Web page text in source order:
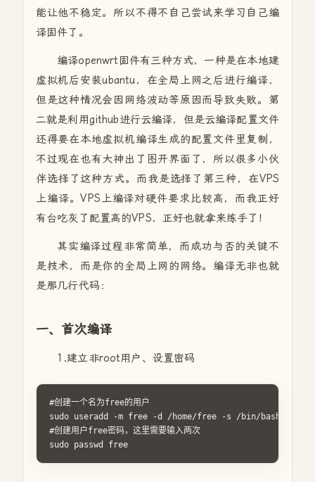
能让他不稳定。所以不得不自己尝试来学习自己编
译固件了。
编译openwrt固件有三种方式，一种是在本地建
虚拟机后安装ubantu，在全局上网之后进行编译，
但是这种情况会因网络波动等原因而导致失败。第
二就是利用github进行云编译，但是云编译配置文件
还得要在本地虚拟机编译生成的配置文件里复制，
不过现在也有大神出了图开界面了，所以很多小伙
伴选择了这种方式。而我是选择了第三种，在VPS
上编译。VPS上编译对硬件要求比较高，而我正好
有台吃灰了配置高的VPS，正好也就拿来练手了！
其实编译过程非常简单，而成功与否的关键不
是技术，而是你的全局上网的网络。编译无非也就
是那几行代码：
一、首次编译
1.建立非root用户、设置密码
#创建一个名为free的用户
sudo useradd -m free -d /home/free -s /bin/bash
#创建用户free密码，这里需要输入两次
sudo passwd free